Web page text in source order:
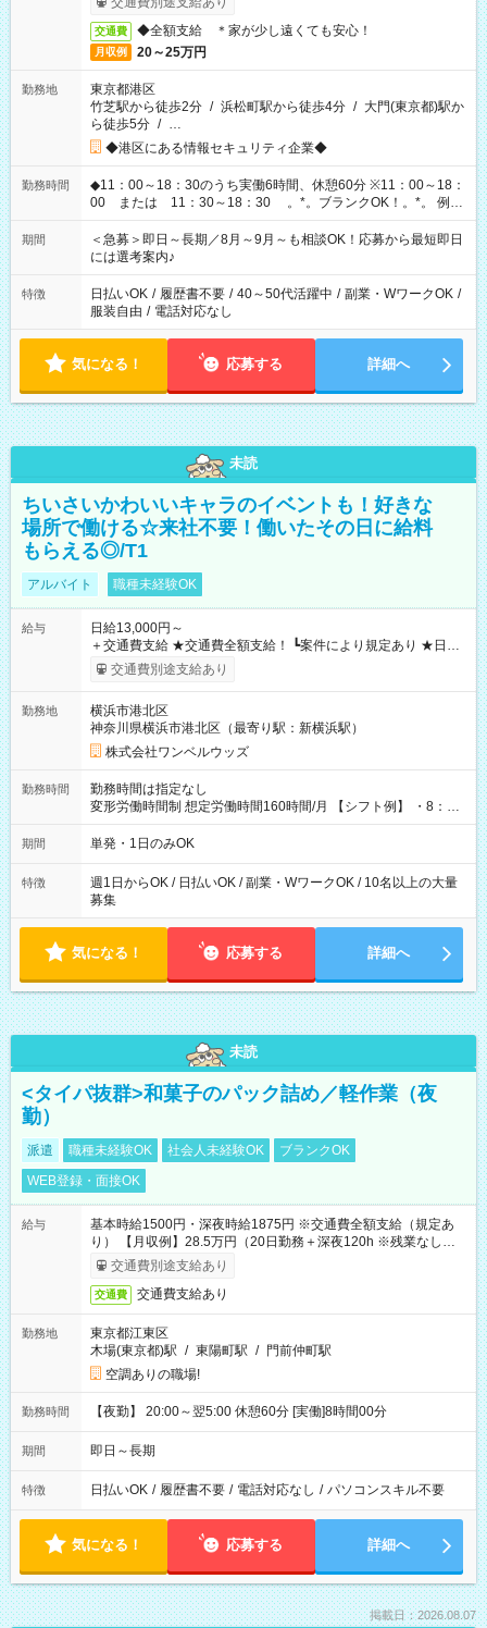
交通費 ◆全額支給 ＊家が少し遠くても安心！
月収例 20～25万円
勤務地
東京都港区
竹芝駅から徒歩2分 / 浜松町駅から徒歩4分 / 大門(東京都)駅か
ら徒歩5分 / …
◆港区にある情報セキュリティ企業◆
勤務時間
◆11：00～18：30のうち実働6時間、休憩60分 ※11：00～18：
00 または 11：30～18：30 。*。ブランクOK！。*。 例え
ば前職が、 在宅/財団法人/事務/コールセンター/受付/販売/カフェ
スタッフ スイーツ販売/ホテルフロント/化粧品販売/など 様々な
業界から入社して活躍されています♪
期間
＜急募＞即日～長期／8月～9月～も相談OK！応募から最短即日
には選考案内♪
特徴 日払いOK / 履歴書不要 / 40～50代活躍中 / 副業・WワークOK /
服装自由 / 電話対応なし
気になる！ 応募する 詳細へ
未読
ちいさいかわいいキャラのイベントも！好きな
場所で働ける☆来社不要！働いたその日に給料
もらえる◎/T1
アルバイト 職種未経験OK
給与
日給13,000円～
＋交通費支給 ★交通費全額支給！ ┗案件により規定あり ★日払
いOK！（規定あり） ┗働いたその日に現金GET♪ お仕事後はコ
ンビニATMから 日払い分を引き落とせます！ 【試用期間】試
交通費別途支給あり
勤務地
横浜市港北区
神奈川県横浜市港北区（最寄り駅：新横浜駅）
株式会社ワンベルウッズ
勤務時間
勤務時間は指定なし
変形労働時間制 想定労働時間160時間/月 【シフト例】 ・8：00
～21：00
期間 単発・1日のみOK
特徴
週1日からOK / 日払いOK / 副業・WワークOK / 10名以上の大量
募集
気になる！ 応募する 詳細へ
未読
<タイパ抜群>和菓子のパック詰め／軽作業（夜
勤）
派遣 職種未経験OK 社会人未経験OK
ブランクOK
WEB登録・面接OK
給与
基本時給1500円・深夜時給1875円 ※交通費全額支給（規定あ
り） 【月収例】28.5万円（20日勤務＋深夜120h ※残業なしの場
合）交通費別途支給あり
交通費 交通費支給あり
勤務地
東京都江東区
木場(東京都)駅 / 東陽町駅 / 門前仲町駅
空調ありの職場!
勤務時間 【夜勤】 20:00～翌5:00 休憩60分 [実働]8時間00分
期間 即日～長期
特徴 日払いOK / 履歴書不要 / 電話対応なし / パソコンスキル不要
気になる！ 応募する 詳細へ
掲載日：2026.08.07